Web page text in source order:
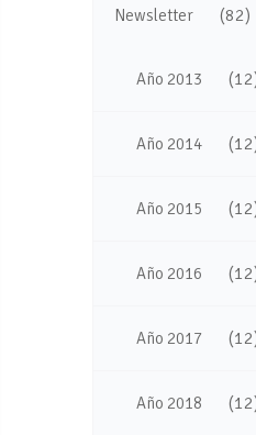
Newsletter (82)
Año 2013
Año 2014
Año 2015
Año 2016
Año 2017
Año 2018